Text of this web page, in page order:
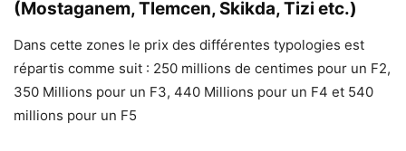
(Mostaganem, Tlemcen, Skikda, Tizi etc.)
Dans cette zones le prix des différentes typologies est
répartis comme suit : 250 millions de centimes pour un F2,
350 Millions pour un F3, 440 Millions pour un F4 et 540
millions pour un F5